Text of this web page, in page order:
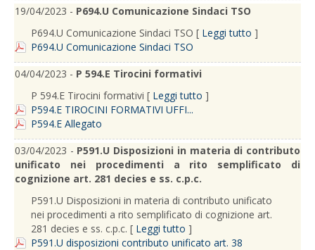
19/04/2023 - P694.U Comunicazione Sindaci TSO
P694.U Comunicazione Sindaci TSO [ Leggi tutto ]
P694.U Comunicazione Sindaci TSO
04/04/2023 - P 594.E Tirocini formativi
P 594.E Tirocini formativi [ Leggi tutto ]
P594.E TIROCINI FORMATIVI UFFI...
P594.E Allegato
03/04/2023 - P591.U Disposizioni in materia di contributo
unificato nei procedimenti a rito semplificato di
cognizione art. 281 decies e ss. c.p.c.
P591.U Disposizioni in materia di contributo unificato
nei procedimenti a rito semplificato di cognizione art.
281 decies e ss. c.p.c. [ Leggi tutto ]
P591.U disposizioni contributo unificato art. 38